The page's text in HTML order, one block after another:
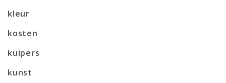
kleur
kosten
kuipers
kunst